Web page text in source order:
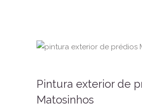
Pintura exterior de
Matosinhos